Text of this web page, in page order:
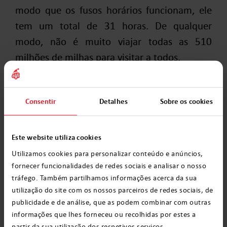
Consentir Detalhes Sobre os cookies
Este website utiliza cookies
Utilizamos cookies para personalizar conteúdo e anúncios,
fornecer funcionalidades de redes sociais e analisar o nosso
tráfego. Também partilhamos informações acerca da sua
utilização do site com os nossos parceiros de redes sociais, de
publicidade e de análise, que as podem combinar com outras
informações que lhes forneceu ou recolhidas por estes a
modo que os fusos horários funcionam, ele
tem um total de 31 horas. De qualquer
modo, não é muito viajar todas as 510
milhões de milhas para visitar a todos.
8 – A gruta do Papai Noel
por volta do ano 1900. Antes disso, ninguém
o viu em uma gruta que não estivesse
localizada no Polo Norte.
9 – E quanto ao nome?